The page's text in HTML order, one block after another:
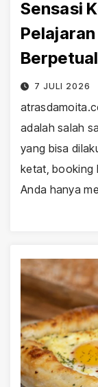
Sensasi
7 JULI 2026
adalah salah
yang bisa
ketat, booking
Anda hanya